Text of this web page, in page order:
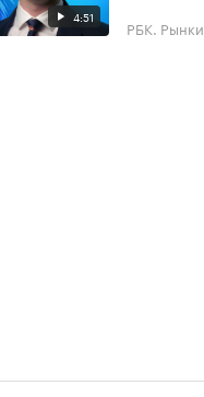
4:51 РБК. Рынки